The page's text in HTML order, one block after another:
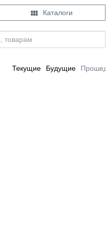
 Каталоги
Текущие Будущие